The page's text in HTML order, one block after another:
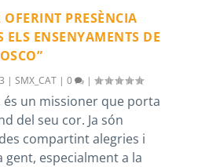
PRESÈNCIA
ENSENYAMENTS DE
|SMX_CAT |0 |
és un missioner que porta
del seu cor. Ja són
compartint alegries i
gent, especialment a la